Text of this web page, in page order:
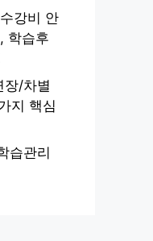
강비 안
학습후
장/차별
지 핵심
습관리